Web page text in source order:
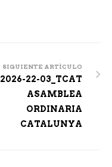
SIGUIENTE ARTÍCULO
2026-22-03_TCAT
ASAMBLEA
ORDINARIA
CATALUNYA